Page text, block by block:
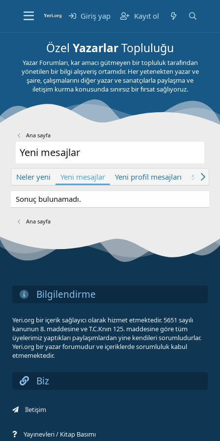
Giriş yap Kayıt ol
Özel YazarlarTopluluğu
Yazar Forumları, kar amacı gütmeyen bir topluluk tarafından
yönetilen bir bilgi alışveriş ortamıdır. Her yetenekten yazar ve
şaire, çalışmalarını diğer yazar ve sanatçılarla paylaşma ve
iletişim kurma konusunda sınırsız bir fırsat sağlıyoruz.
Ana sayfa
Yeni mesajlar
Neler yeni Yeni mesajlar Yeni profil mesajları Son
Sonuç bulunamadı.
Ana sayfa
Bilgilendirme
Yeri.org bir içerik sağlayıcı olarak hizmet etmektedir. 5651 sayılı
kanunun 8. maddesine ve T.C.Knın 125. maddesine göre tüm
üyelerimiz yaptıkları paylaşımlardan yine kendileri sorumludurlar.
Yeri.org bir yazar forumudur ve içeriklerde sorumluluk kabul
etmemektedir.
Biz
İletişim
Yayınevleri / Kitap Basımı